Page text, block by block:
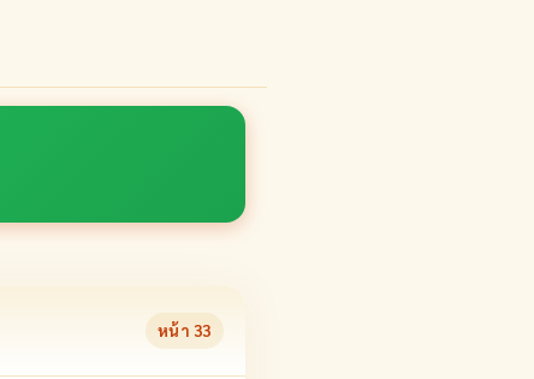
หน้า 33